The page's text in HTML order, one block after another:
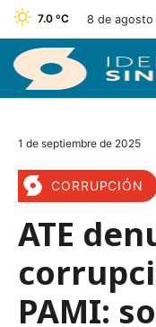
7.0 ºC 8 de agosto
1 de septiembre de 2025
CORRUPCIÓN
ATE
PAMI: